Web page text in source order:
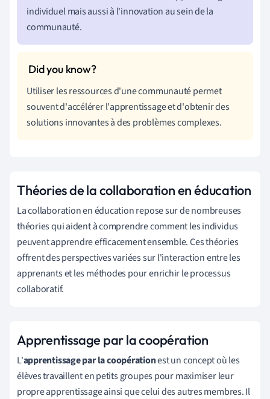
individuel mais aussi à l'innovation au sein de la
communauté.
Utiliser les ressources d'une communauté permet
souvent d'accélérer l'apprentissage et d'obtenir des
solutions innovantes à des problèmes complexes.
Théories de la collaboration en éducation
La collaboration en éducation repose sur de nombreuses
théories qui aident à comprendre comment les individus
peuvent apprendre efficacement ensemble. Ces théories
offrent des perspectives variées sur l'interaction entre les
apprenants et les méthodes pour enrichir le processus
collaboratif.
Apprentissage par la coopération
L'apprentissage par la coopérationest un concept où les
élèves travaillent en petits groupes pour maximiser leur
propre apprentissage ainsi que celui des autres membres. Il